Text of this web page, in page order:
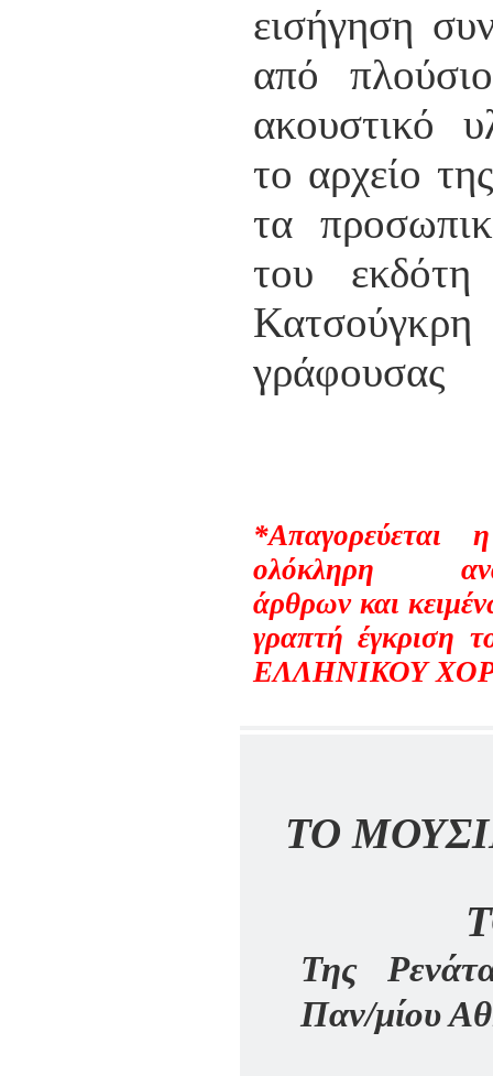
εισήγηση
από
ακουστικό
το αρχείο
τα
του εκδότη
γράφουσας
ολόκληρη
άρθρων και
γραπτή έγκριση
ΕΛΛΗΝΙΚΟΥ
ΤΟ
Της
Παν/μίου